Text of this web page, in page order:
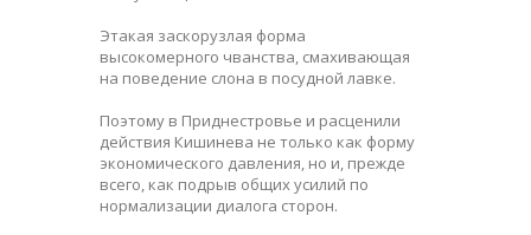
Этакая заскорузлая форма
высокомерного чванства, смахивающая
на поведение слона в посудной лавке.
Поэтому в Приднестровье и расценили
действия Кишинева не только как форму
экономического давления, но и, прежде
всего, как подрыв общих усилий по
нормализации диалога сторон.